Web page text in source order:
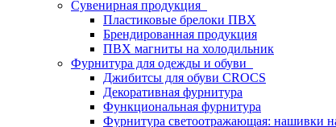
Сувенирная продукция
Пластиковые брелоки ПВХ
Брендированная продукция
ПВХ магниты на холодильник
Фурнитура для одежды и обуви
Джибитсы для обуви CROCS
Декоративная фурнитура
Функциональная фурнитура
Фурнитура светоотражающая: нашивки